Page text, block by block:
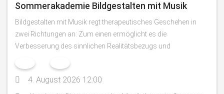
Sommerakademie Bildgestalten mit Musik
Bildgestalten mit Musik regt therapeutisches Geschehen in
zwei Richtungen an: Zum einen ermöglicht es die
Verbesserung des sinnlichen Realitätsbezugs und
4. August 2026 12:00